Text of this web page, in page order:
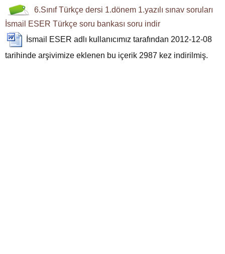
6.Sınıf Türkçe dersi 1.dönem 1.yazılı sınav soruları
İsmail ESER Türkçe soru bankası soru indir
İsmail ESER adlı kullanıcımız tarafından 2012-12-08
tarihinde arşivimize eklenen bu içerik 2987 kez indirilmiş.